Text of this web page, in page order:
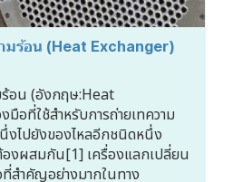
มร้อน (Heat Exchanger)
ร้อน (อังกฤษ:Heat
อที่ใช้สำหรับการถ่ายเทความ
งไปยังของไหลอีกชนิดหนึ่ง
องผสมกัน[1] เครื่องแลกเปลี่ยน
สำคัญอย่างมากในทาง